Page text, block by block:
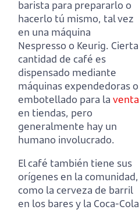
barista para prepararlo o
hacerlo tú mismo, tal vez
en una máquina
Nespresso o Keurig. Cierta
cantidad de café es
dispensado mediante
máquinas expendedoras o
embotellado para la venta
en tiendas, pero
generalmente hay un
humano involucrado.
El café también tiene sus
orígenes en la comunidad,
como la cerveza de barril
en los bares y la Coca-Cola